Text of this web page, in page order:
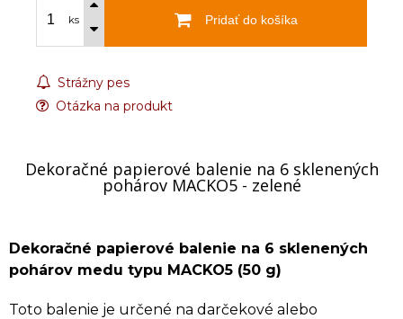
ks Pridať do košíka
Strážny pes
Otázka na produkt
Dekoračné papierové balenie na 6 sklenených
pohárov MACKO5 - zelené
Dekoračné papierové balenie na 6 sklenených
pohárov medu typu MACKO5 (50 g)
Toto balenie je určené na darčekové alebo